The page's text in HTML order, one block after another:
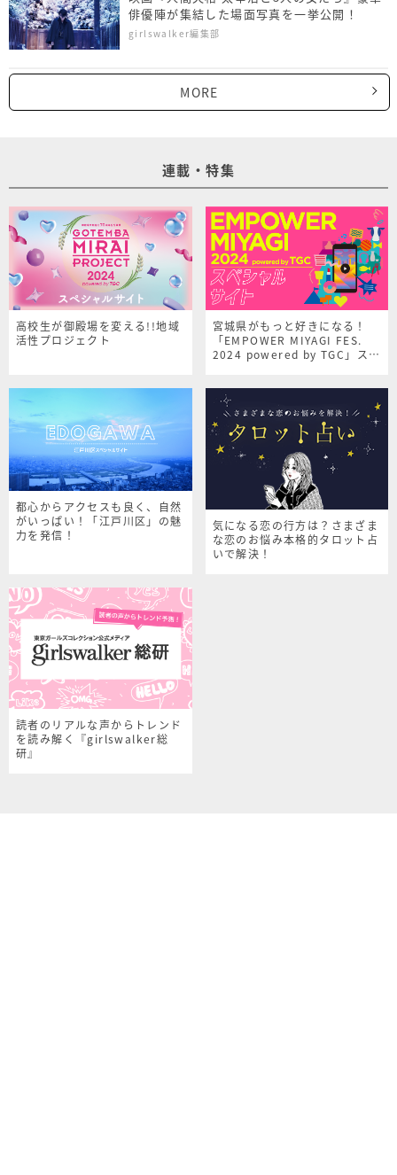
俳優陣が集結した場面写真を一挙公開！
girlswalker編集部
MORE
連載・特集
高校生が御殿場を変える!!地域
活性プロジェクト
宮城県がもっと好きになる！
「EMPOWER MIYAGI FES.
2024 powered by TGC」スペ
都心からアクセスも良く、自然
がいっぱい！「江戸川区」の魅
力を発信！
気になる恋の行方は？さまざま
な恋のお悩み本格的タロット占
いで解決！
読者のリアルな声からトレンド
を読み解く『girlswalker総
研』